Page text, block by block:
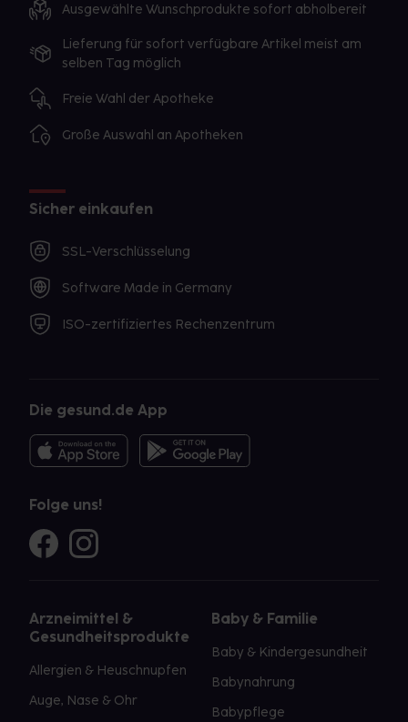
Ausgewählte Wunschprodukte sofort abholbereit
Lieferung für sofort verfügbare Artikel meist am
selben Tag möglich
Freie Wahl der Apotheke
Große Auswahl an Apotheken
Sicher einkaufen
SSL-Verschlüsselung
Software Made in Germany
ISO-zertifiziertes Rechenzentrum
Die gesund.de App
Folge uns!
Arzneimittel &
Gesundheitsprodukte
Allergien & Heuschnupfen
Auge, Nase & Ohr
Baby & Familie
Baby & Kindergesundheit
Babynahrung
Babypflege